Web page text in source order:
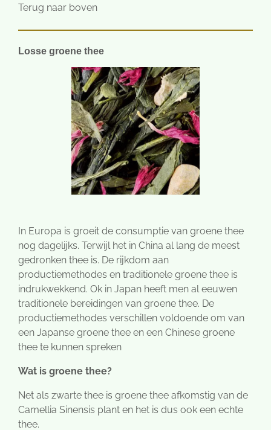
Terug naar boven
Losse groene thee
In Europa is groeit de consumptie van groene thee
nog dagelijks. Terwijl het in China al lang de meest
gedronken thee is. De rijkdom aan
productiemethodes en traditionele groene thee is
indrukwekkend. Ok in Japan heeft men al eeuwen
traditionele bereidingen van groene thee. De
productiemethodes verschillen voldoende om van
een Japanse groene thee en een Chinese groene
thee te kunnen spreken
Wat is groene thee?
Net als zwarte thee is groene thee afkomstig van de
Camellia Sinensis plant en het is dus ook een echte
thee.